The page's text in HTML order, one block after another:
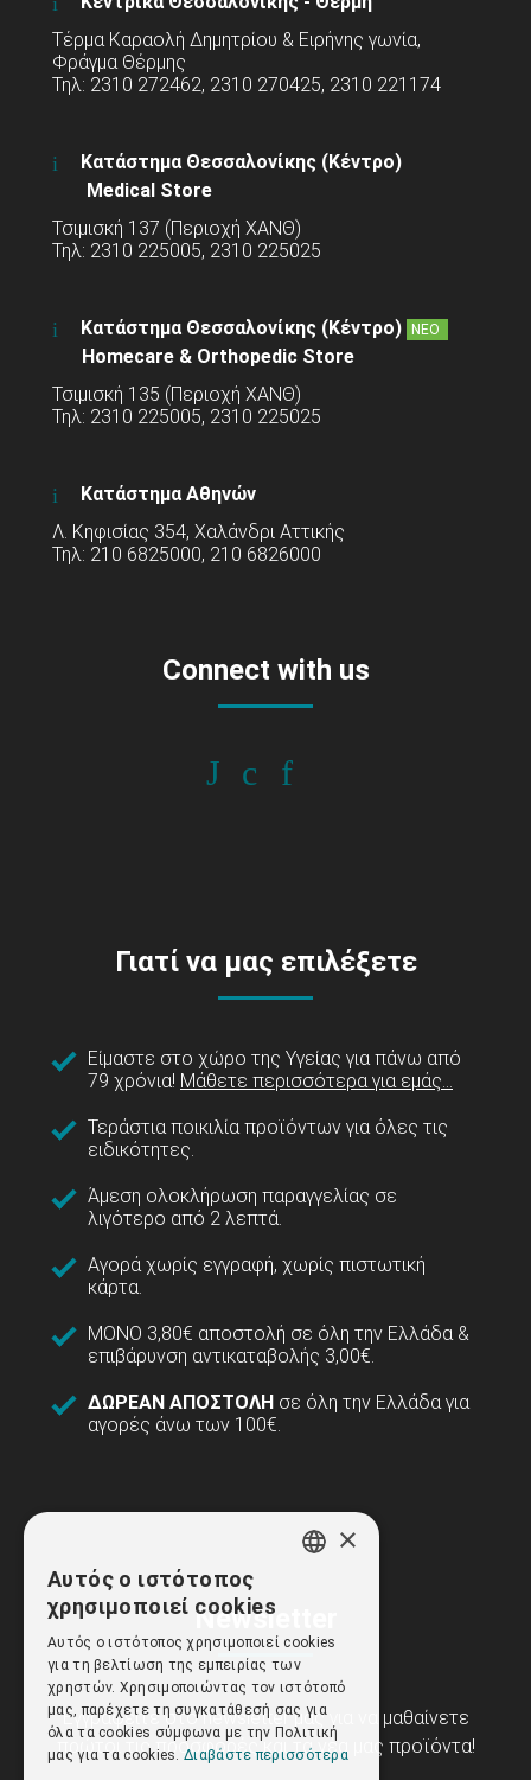
Τέρμα Καραολή Δημητρίου & Ειρήνης γωνία,
Φράγμα Θέρμης
Τηλ: 2310 272462, 2310 270425, 2310 221174
Κατάστημα Θεσσαλονίκης (Κέντρο)
Medical Store
Τσιμισκή 137 (Περιοχή ΧΑΝΘ)
Τηλ: 2310 225005, 2310 225025
Κατάστημα Θεσσαλονίκης (Κέντρο) ΝΕΟ
Homecare & Orthopedic Store
Τσιμισκή 135 (Περιοχή ΧΑΝΘ)
Τηλ: 2310 225005, 2310 225025
Κατάστημα Αθηνών
Λ. Κηφισίας 354, Χαλάνδρι Αττικής
Τηλ: 210 6825000, 210 6826000
Connect with us
Γιατί να μας επιλέξετε
Είμαστε στο χώρο της Υγείας για πάνω από
79 χρόνια! Μάθετε περισσότερα για εμάς...
Τεράστια ποικιλία προϊόντων για όλες τις
ειδικότητες.
Άμεση ολοκλήρωση παραγγελίας σε
λιγότερο από 2 λεπτά.
Αγορά χωρίς εγγραφή, χωρίς πιστωτική
κάρτα.
ΜΟΝΟ 3,80€ αποστολή σε όλη την Ελλάδα &
επιβάρυνση αντικαταβολής 3,00€.
ΔΩΡΕΑΝ ΑΠΟΣΤΟΛΗ σε όλη την Ελλάδα για
αγορές άνω των 100€.
Newsletter
Εγγραφείτε στο newsletter μας για να μαθαίνετε
πρώτοι τις προσφορές και τα νέα μας προϊόντα!
×
Αυτός ο ιστότοπος
χρησιμοποιεί cookies
Αυτός ο ιστότοπος χρησιμοποιεί cookies
για τη βελτίωση της εμπειρίας των
χρηστών. Χρησιμοποιώντας τον ιστότοπό
μας, παρέχετε τη συγκατάθεσή σας για
όλα τα cookies σύμφωνα με την Πολιτική
μας για τα cookies. Διαβάστε περισσότερα